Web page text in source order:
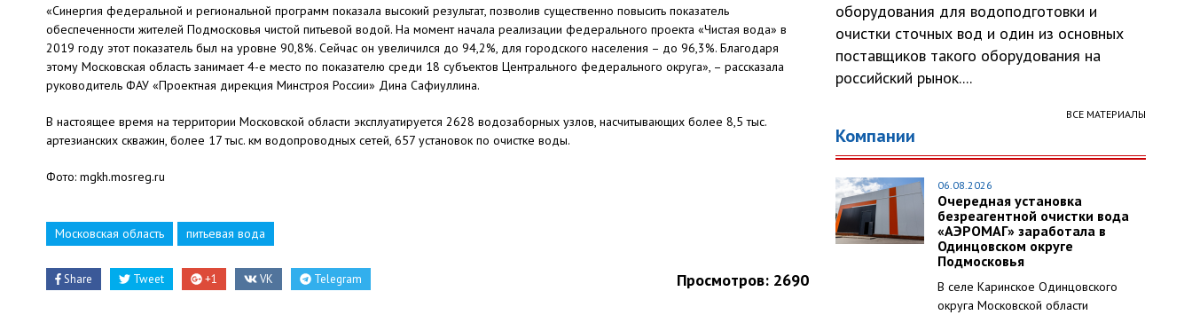
«Синергия федеральной и региональной программ показала высокий результат, позволив существенно повысить показатель
обеспеченности жителей Подмосковья чистой питьевой водой. На момент начала реализации федерального проекта «Чистая вода» в
2019 году этот показатель был на уровне 90,8%. Сейчас он увеличился до 94,2%, для городского населения – до 96,3%. Благодаря
этому Московская область занимает 4-е место по показателю среди 18 субъектов Центрального федерального округа», – рассказала
руководитель ФАУ «Проектная дирекция Минстроя России» Дина Сафиуллина.
В настоящее время на территории Московской области эксплуатируется 2628 водозаборных узлов, насчитывающих более 8,5 тыс.
артезианских скважин, более 17 тыс. км водопроводных сетей, 657 установок по очистке воды.
Фото: mgkh.mosreg.ru
Московская область питьевая вода
Share Tweet +1 VK Telegram Просмотров: 2690
оборудования для водоподготовки и
очистки сточных вод и один из основных
поставщиков такого оборудования на
российский рынок....
ВСЕ МАТЕРИАЛЫ
Компании
06.08.2026
Очередная установка
безреагентной очистки вода
«АЭРОМАГ» заработала в
Одинцовском округе
Подмосковья
В селе Каринское Одинцовского
округа Московской области